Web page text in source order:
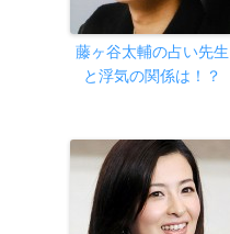
藤ヶ谷太輔の占い先生
と浮気の関係は！？